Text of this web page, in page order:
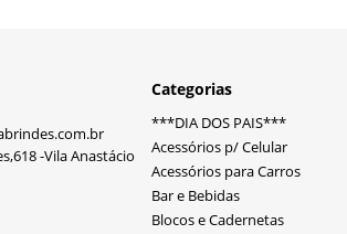
-Vila Anastácio
Categorias
***DIA DOS PAIS***
Acessórios p/ Celular
Acessórios para Carros
Bar e Bebidas
Blocos e Cadernetas